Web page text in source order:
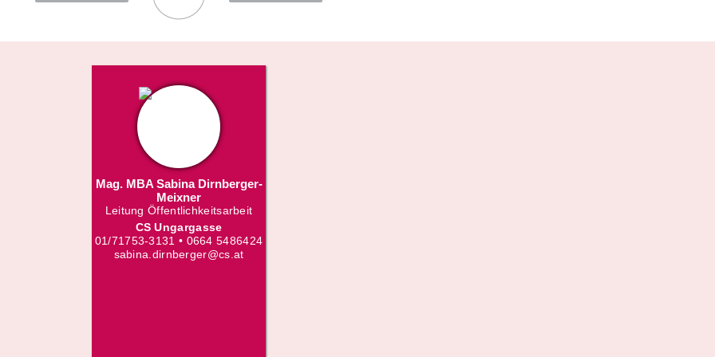
Mag. MBA Sabina Dirnberger-
Meixner
Leitung Öffentlichkeitsarbeit
CS Ungargasse
01/71753-3131 • 0664 5486424
sabina.dirnberger@cs.at